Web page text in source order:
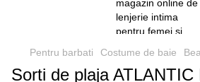
Pentru barbati Costume de baie
Sorti de plaja